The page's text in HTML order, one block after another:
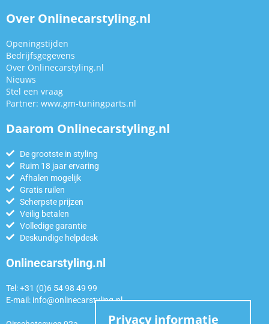
Over Onlinecarstyling.nl
Openingstijden
Bedrijfsgegevens
Over Onlinecarstyling.nl
Nieuws
Stel een vraag
Partner: www.gm-tuningparts.nl
Daarom Onlinecarstyling.nl
De grootste in styling
Ruim 18 jaar ervaring
Afhalen mogelijk
Gratis ruilen
Scherpste prijzen
Veilig betalen
Volledige garantie
Deskundige helpdesk
Onlinecarstyling.nl
Tel: +31 (0)6 54 98 49 99
E-mail: info@onlinecarstyling.nl
Privacy informatie